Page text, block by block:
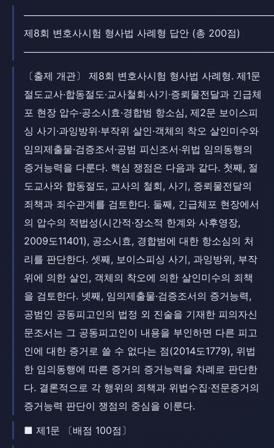
제8회 변호사시험 형사법 사례형 답안 (총 200점)
〔출제 개관〕 제8회 변호사시험 형사법 사례형. 제1문
절도교사·합동절도·교사철회·사기·증뢰물전달과 긴급체
포 현장 압수·공소시효·경합범 항소심, 제2문 보이스피
싱 사기·과잉방위·부작위 살인·객체의 착오 살인미수와
임의제출물·검증조서·공범 피신조서·위법 임의동행의
증거능력을 다룬다. 핵심 쟁점은 다음과 같다. 첫째, 절
도교사와 합동절도, 교사의 철회, 사기, 증뢰물전달의
죄책과 죄수관계를 검토한다. 둘째, 긴급체포 현장에서
의 압수의 적법성(시간적·장소적 한계와 사후영장,
2009도11401), 공소시효, 경합범에 대한 항소심의 처
리를 판단한다. 셋째, 보이스피싱 사기, 과잉방위, 부작
위에 의한 살인, 객체의 착오에 의한 살인미수의 죄책
을 검토한다. 넷째, 임의제출물·검증조서의 증거능력,
공범인 공동피고인의 법정 외 진술을 기재한 피의자신
문조서는 그 공동피고인이 내용을 부인하면 다른 피고
인에 대한 증거로 쓸 수 없다는 점(2014도1779), 위법
한 임의동행에 따른 증거의 증거능력을 차례로 판단한
다. 결론적으로 각 행위의 죄책과 위법수집·전문증거의
증거능력 판단이 쟁점의 중심을 이룬다.
■ 제1문 〔배점 100점〕